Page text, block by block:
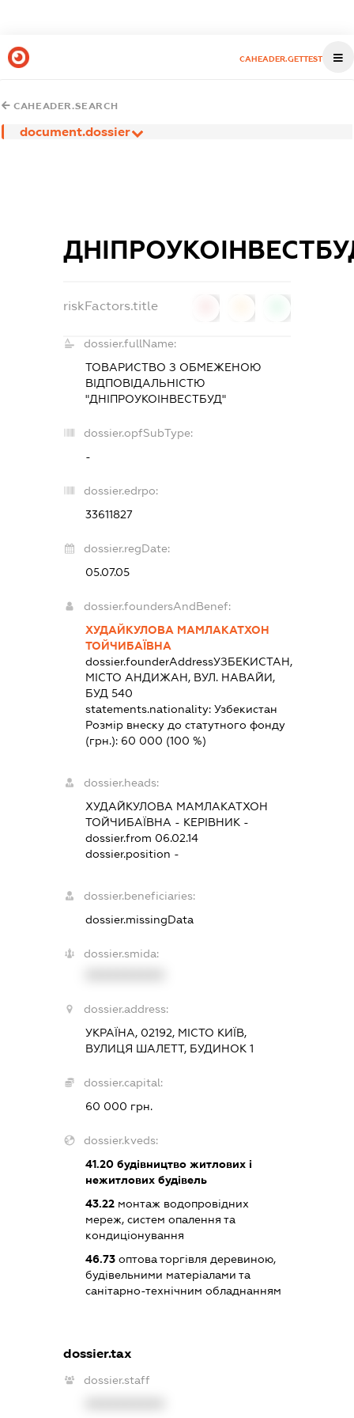
CAHEADER.GETTEST
CAHEADER.SEARCH
document.dossier
riskFactors.title
dossier.fullName:
ТОВАРИСТВО З ОБМЕЖЕНОЮ
ВІДПОВІДАЛЬНІСТЮ
"ДНІПРОУКОІНВЕСТБУД"
dossier.opfSubType:
-
dossier.edrpo:
33611827
dossier.regDate:
05.07.05
dossier.foundersAndBenef:
ХУДАЙКУЛОВА МАМЛАКАТХОН
ТОЙЧИБАЇВНА
dossier.founderAddressУЗБЕКИСТАН,
МІСТО АНДИЖАН, ВУЛ. НАВАЙИ,
БУД 540
statements.nationality:Узбекистан
Розмір внеску до статутного фонду
(грн.): 60 000 (100 %)
dossier.heads:
ХУДАЙКУЛОВА МАМЛАКАТХОН
ТОЙЧИБАЇВНА - КЕРІВНИК -
dossier.from 06.02.14
dossier.position -
dossier.beneficiaries:
dossier.missingData
dossier.smida:
dossier.address:
УКРАЇНА, 02192, МІСТО КИЇВ,
ВУЛИЦЯ ШАЛЕТТ, БУДИНОК 1
dossier.capital:
60 000 грн.
dossier.kveds:
41.20 будівництво житлових і
нежитлових будівель
43.22 монтаж водопровідних
мереж, систем опалення та
кондиціонування
46.73 оптова торгівля деревиною,
будівельними матеріалами та
санітарно-технічним обладнанням
dossier.tax
dossier.staff